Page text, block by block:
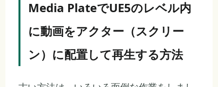
Media PlateでUE5のレベル内
に動画をアクター（スクリー
ン）に配置して再生する方法